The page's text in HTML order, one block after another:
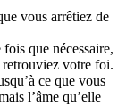
vous arrêtiez de
que nécessaire,
retrouviez votre foi.
ce que vous
l’âme qu’elle